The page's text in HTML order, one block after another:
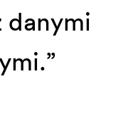
danymi